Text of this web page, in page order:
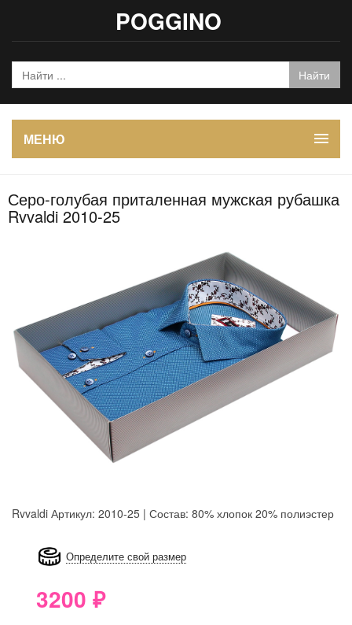
POGGINO
МЕНЮ
Серо-голубая приталенная мужская рубашка
Rvvaldi 2010-25
Rvvaldi Артикул: 2010-25 | Состав: 80% хлопок 20% полиэстер
Определите свой размер
3200 ₽